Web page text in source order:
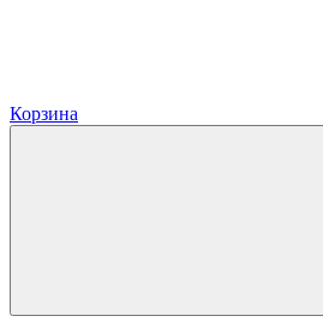
Корзина